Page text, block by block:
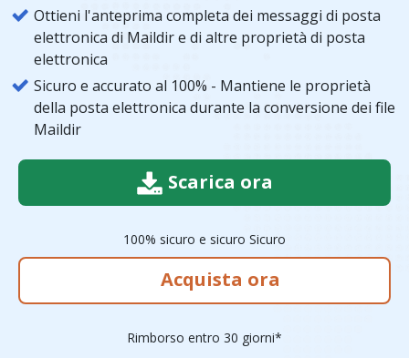
Ottieni l'anteprima completa dei messaggi di posta
elettronica di Maildir e di altre proprietà di posta
elettronica
Sicuro e accurato al 100% - Mantiene le proprietà
della posta elettronica durante la conversione dei file
Maildir
Scarica ora
100% sicuro e sicuro Sicuro
Acquista ora
Rimborso entro 30 giorni*